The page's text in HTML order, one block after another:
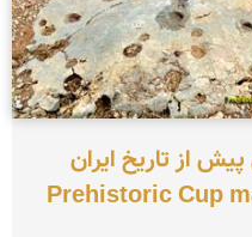
از تاریخ ایران
Prehistoric Cup